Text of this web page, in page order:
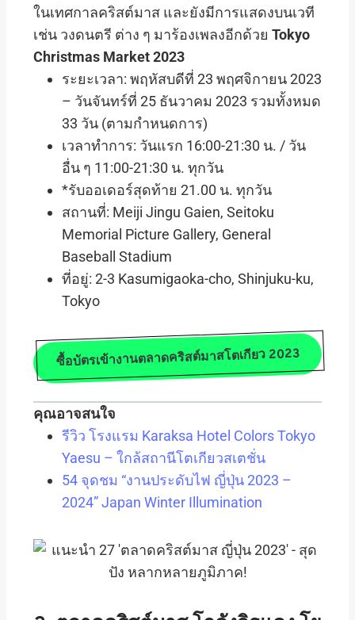
ในเทศกาลคริสต์มาส และยังมีการแสดงบนเวที
เช่น วงดนตรี ต่าง ๆ มาร้องเพลงอีกด้วย Tokyo
Christmas Market 2023
ระยะเวลา: พฤหัสบดีที่ 23 พฤศจิกายน 2023
– วันจันทร์ที่ 25 ธันวาคม 2023 รวมทั้งหมด
33 วัน (ตามกำหนดการ)
เวลาทำการ: วันแรก 16:00-21:30 น. / วัน
อื่น ๆ 11:00-21:30 น. ทุกวัน
*รับออเดอร์สุดท้าย 21.00 น. ทุกวัน
สถานที่: Meiji Jingu Gaien, Seitoku
Memorial Picture Gallery, General
Baseball Stadium
ที่อยู่: 2-3 Kasumigaoka-cho, Shinjuku-ku,
Tokyo
ซื้อบัตรเข้างานตลาดคริสต์มาสโตเกียว 2023
คุณอาจสนใจ
รีวิว โรงแรม Karaksa Hotel Colors Tokyo
Yaesu – ใกล้สถานีโตเกียวสเตชั่น
54 จุดชม “งานประดับไฟ ญี่ปุ่น 2023 –
2024” Japan Winter Illumination